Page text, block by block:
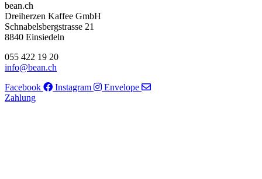
bean.ch
Dreiherzen Kaffee GmbH
Schnabelsbergstrasse 21
8840 Einsiedeln
055 422 19 20
info@bean.ch
Facebook
Instagram
Envelope
Zahlung